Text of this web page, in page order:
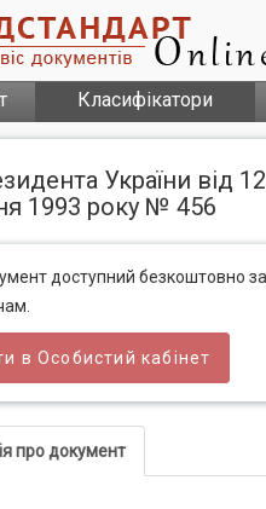
Класифікатори
України від
1993 року № 456
доступний безкоштовно
вОсобистий кабінет
про документ